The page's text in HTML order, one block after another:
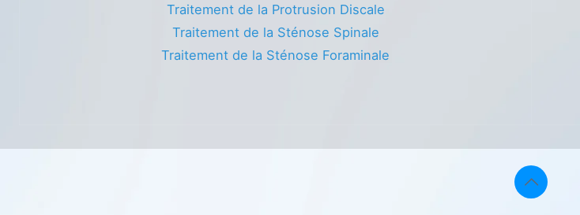
Traitement de la Protrusion Discale
Traitement de la Sténose Spinale
Traitement de la Sténose Foraminale